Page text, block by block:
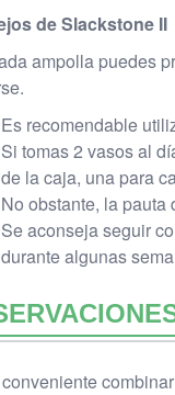
de Slackstone II
ampolla puedes
Es recomendable
Si tomas 2 vasos al
de la caja, una para
No obstante, la
Se aconseja seguir
durante algunas
combinar